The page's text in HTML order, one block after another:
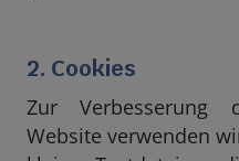
2. Cookies
Zur Verbesserung
Website verwenden